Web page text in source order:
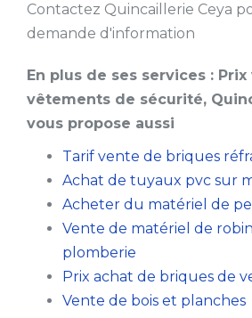
Contactez Quincaillerie Ceya
demande d'information
En plus de ses services :
vêtements de sécurité,
vous propose aussi
Tarif vente de briques
Achat de tuyaux pvc sur
Acheter du matériel de
Vente de matériel de
plomberie
Prix achat de briques de
Vente de bois et planches